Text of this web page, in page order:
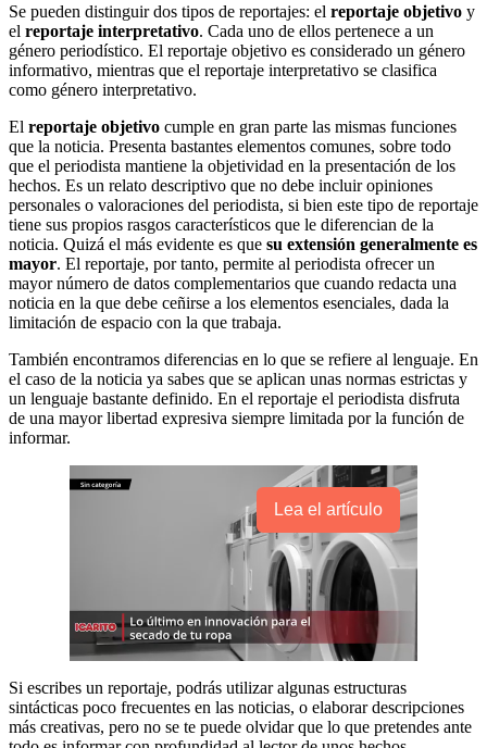
Se pueden distinguir dos tipos de reportajes: el reportaje objetivo y
el reportaje interpretativo. Cada uno de ellos pertenece a un
género periodístico. El reportaje objetivo es considerado un género
informativo, mientras que el reportaje interpretativo se clasifica
como género interpretativo.
El reportaje objetivo cumple en gran parte las mismas funciones
que la noticia. Presenta bastantes elementos comunes, sobre todo
que el periodista mantiene la objetividad en la presentación de los
hechos. Es un relato descriptivo que no debe incluir opiniones
personales o valoraciones del periodista, si bien este tipo de reportaje
tiene sus propios rasgos característicos que le diferencian de la
noticia. Quizá el más evidente es que su extensión generalmente es
mayor. El reportaje, por tanto, permite al periodista ofrecer un
mayor número de datos complementarios que cuando redacta una
noticia en la que debe ceñirse a los elementos esenciales, dada la
limitación de espacio con la que trabaja.
También encontramos diferencias en lo que se refiere al lenguaje. En
el caso de la noticia ya sabes que se aplican unas normas estrictas y
un lenguaje bastante definido. En el reportaje el periodista disfruta
de una mayor libertad expresiva siempre limitada por la función de
informar.
Lea el artículo
Si escribes un reportaje, podrás utilizar algunas estructuras
sintácticas poco frecuentes en las noticias, o elaborar descripciones
más creativas, pero no se te puede olvidar que lo que pretendes ante